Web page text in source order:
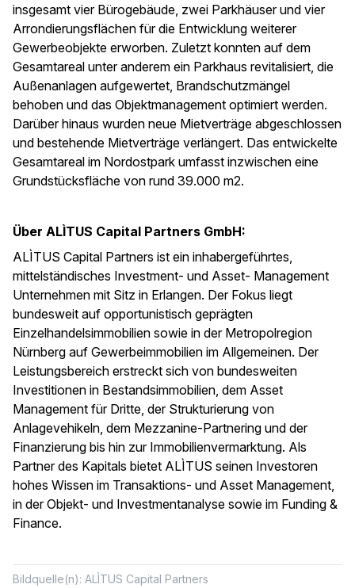
insgesamt vier Bürogebäude, zwei Parkhäuser und vier
Arrondierungsflächen für die Entwicklung weiterer
Gewerbeobjekte erworben. Zuletzt konnten auf dem
Gesamtareal unter anderem ein Parkhaus revitalisiert, die
Außenanlagen aufgewertet, Brandschutzmängel
behoben und das Objektmanagement optimiert werden.
Darüber hinaus wurden neue Mietverträge abgeschlossen
und bestehende Mietverträge verlängert. Das entwickelte
Gesamtareal im Nordostpark umfasst inzwischen eine
Grundstücksfläche von rund 39.000 m2.
Über ALÌTUS Capital Partners GmbH:
ALÌTUS Capital Partners ist ein inhabergeführtes,
mittelständisches Investment- und Asset- Management
Unternehmen mit Sitz in Erlangen. Der Fokus liegt
bundesweit auf opportunistisch geprägten
Einzelhandelsimmobilien sowie in der Metropolregion
Nürnberg auf Gewerbeimmobilien im Allgemeinen. Der
Leistungsbereich erstreckt sich von bundesweiten
Investitionen in Bestandsimmobilien, dem Asset
Management für Dritte, der Strukturierung von
Anlagevehikeln, dem Mezzanine-Partnering und der
Finanzierung bis hin zur Immobilienvermarktung. Als
Partner des Kapitals bietet ALÌTUS seinen Investoren
hohes Wissen im Transaktions- und Asset Management,
in der Objekt- und Investmentanalyse sowie im Funding &
Finance.
Bildquelle(n): ALÌTUS Capital Partners